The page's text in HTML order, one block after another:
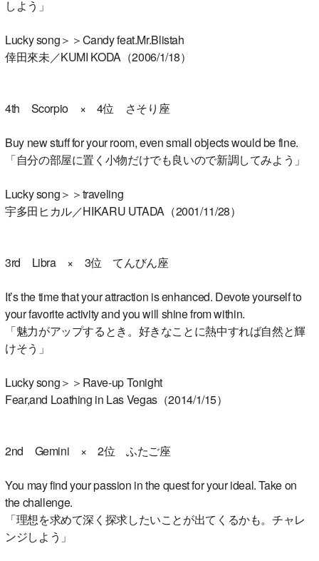
しよう」
Lucky song＞＞Candy feat.Mr.Blistah
倖田來未／KUMI KODA（2006/1/18）
4th Scorpio × 4位 さそり座
Buy new stuff for your room, even small objects would be fine.
「自分の部屋に置く小物だけでも良いので新調してみよう」
Lucky song＞＞traveling
宇多田ヒカル／HIKARU UTADA（2001/11/28）
3rd Libra × 3位 てんびん座
It’s the time that your attraction is enhanced. Devote yourself to
your favorite activity and you will shine from within.
「魅力がアップするとき。好きなことに熱中すれば自然と輝
けそう」
Lucky song＞＞Rave-up Tonight
Fear,and Loathing in Las Vegas（2014/1/15）
2nd Gemini × 2位 ふたご座
You may find your passion in the quest for your ideal. Take on
the challenge.
「理想を求めて深く探求したいことが出てくるかも。チャレ
ンジしよう」